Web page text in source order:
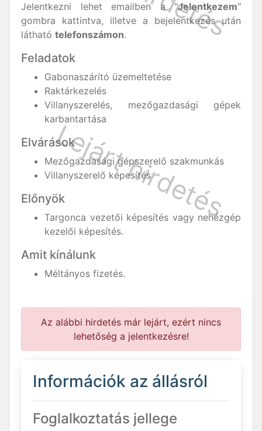
Jelentkezni lehet emailben a "Jelentkezem"
gombra kattintva, illetve a bejelentkezés után
látható telefonszámon.
Feladatok
Gabonaszárító üzemeltetése
Raktárkezelés
Villanyszerelés, mezőgazdasági gépek
karbantartása
Elvárások
Mezőgazdasági gépszerelő szakmunkás
Villanyszerelő képesítés
Előnyök
Targonca vezetői képesítés vagy nehézgép
kezelői képesítés.
Amit kínálunk
Méltányos fizetés.
Az alábbi hirdetés már lejárt, ezért nincs
lehetőség a jelentkezésre!
Információk az állásról
Foglalkoztatás jellege